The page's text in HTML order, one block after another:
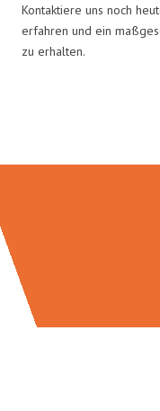
Kontaktiere uns noch
erfahren und ein
zu erhalten.